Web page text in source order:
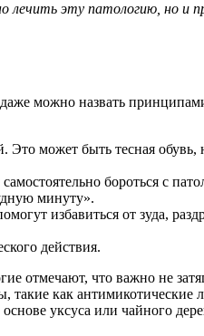
лечить эту патологию, но и
можно назвать
может быть тесная обувь,
бороться с
минуту».
избавиться от зуда,
действия.
отмечают, что важно не
такие как
уксуса или чайного